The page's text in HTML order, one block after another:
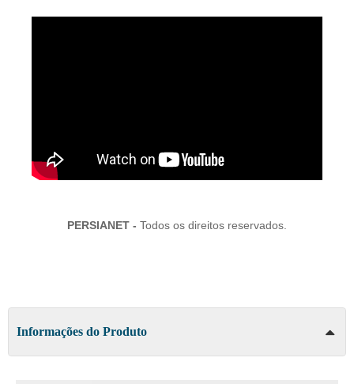
PERSIANET - Todos os direitos reservados.
Informações do Produto